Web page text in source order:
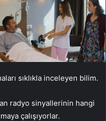
sıklıkla inceleyen bilim.
radyo sinyallerinin hangi
çalışıyorlar.